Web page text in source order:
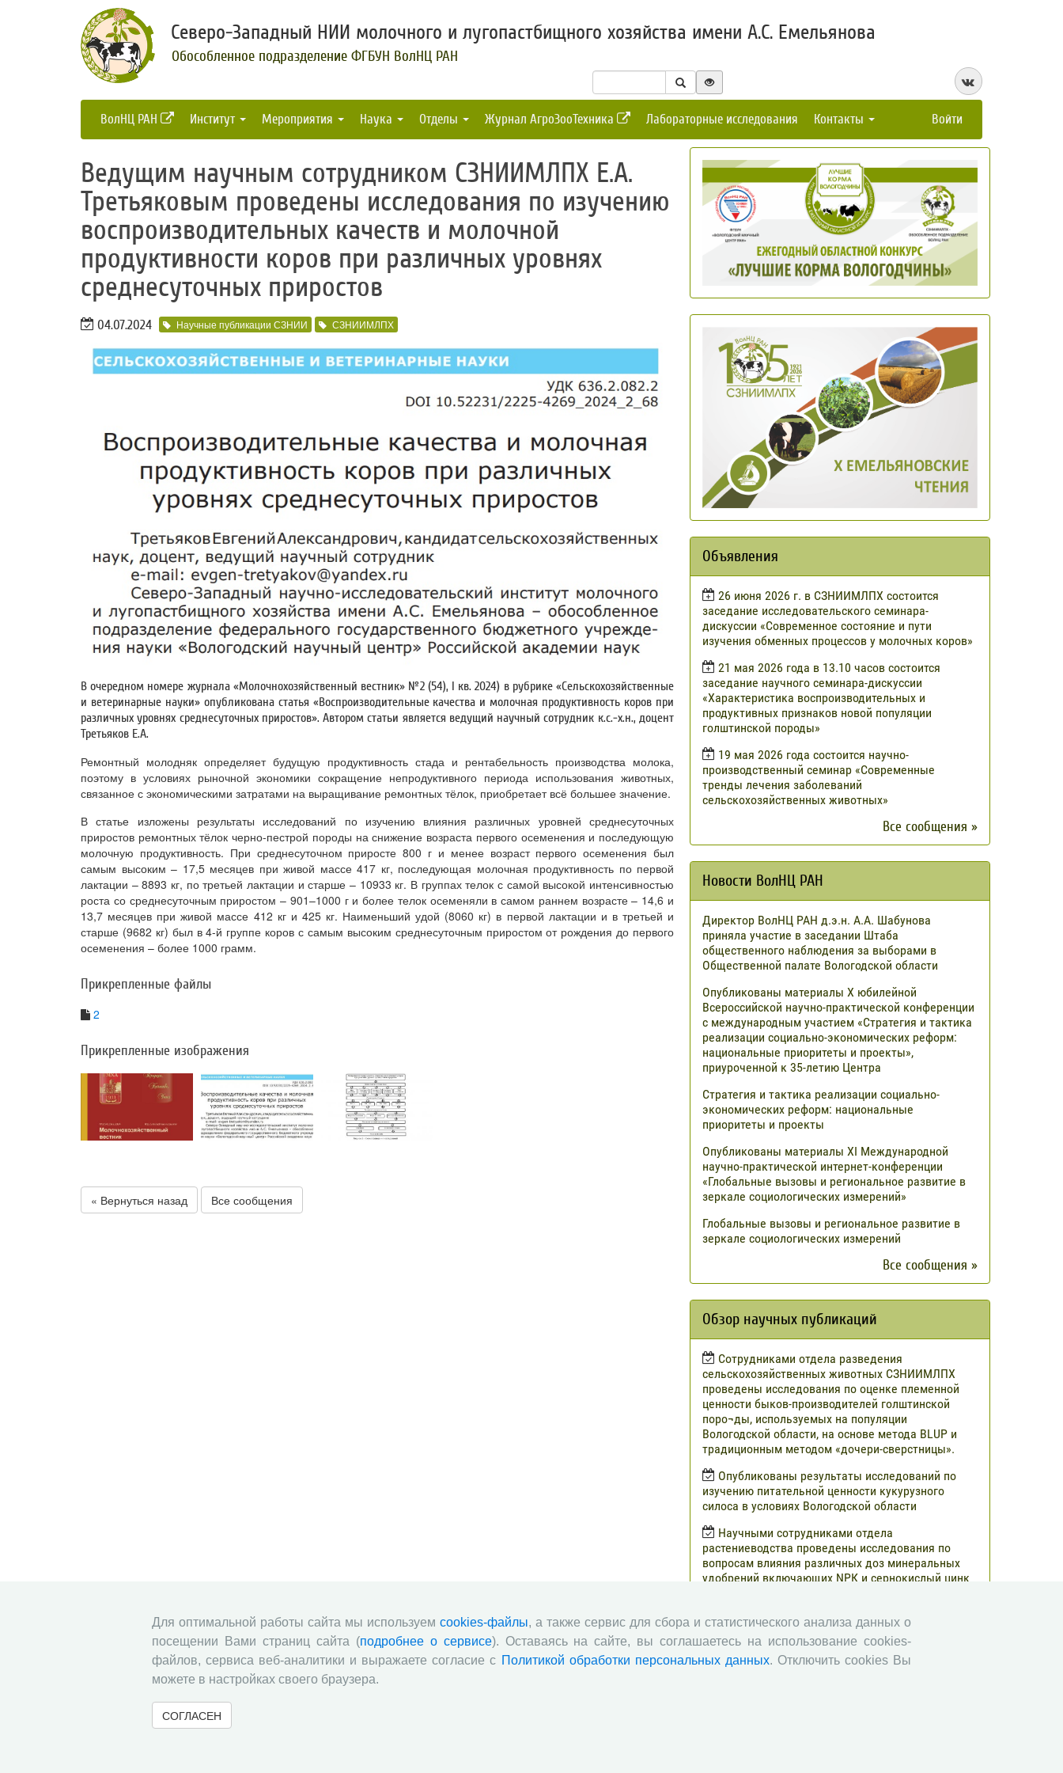
Северо-Западный НИИ молочного и лугопастбищного хозяйства имени А.С. Емельянова
Обособленное подразделение ФГБУН ВолНЦ РАН
ВолНЦ РАН Институт Мероприятия Наука Отделы Журнал АгроЗооТехника Лабораторные исследования Контакты Войти
​Ведущим научным сотрудником СЗНИИМЛПХ Е.А.
Третьяковым проведены исследования по изучению
воспроизводительных качеств и молочной
продуктивности коров при различных уровнях
среднесуточных приростов
04.07.2024 Научные публикации СЗНИИ СЗНИИМЛПХ
В очередном номере журнала «Молочнохозяйственный вестник» №2 (54), I кв. 2024) в рубрике «Сельскохозяйственные
и ветеринарные науки» опубликована статья «Воспроизводительные качества и молочная продуктивность коров при
различных уровнях среднесуточных приростов». Автором статьи является ведущий научный сотрудник к.с.-х.н., доцент
Третьяков Е.А.
Ремонтный молодняк определяет будущую продуктивность стада и рентабельность производства молока,
поэтому в условиях рыночной экономики сокращение непродуктивного периода использования животных,
связанное с экономическими затратами на выращивание ремонтных тёлок, приобретает всё большее значение.
В статье изложены результаты исследований по изучению влияния различных уровней среднесуточных
приростов ремонтных тёлок черно-пестрой породы на снижение возраста первого осеменения и последующую
молочную продуктивность. При среднесуточном приросте 800 г и менее возраст первого осеменения был
самым высоким – 17,5 месяцев при живой массе 417 кг, последующая молочная продуктивность по первой
лактации – 8893 кг, по третьей лактации и старше – 10933 кг. В группах телок с самой высокой интенсивностью
роста со среднесуточным приростом – 901–1000 г и более телок осеменяли в самом раннем возрасте – 14,6 и
13,7 месяцев при живой массе 412 кг и 425 кг. Наименьший удой (8060 кг) в первой лактации и в третьей и
старше (9682 кг) был в 4-й группе коров с самым высоким среднесуточным приростом от рождения до первого
осеменения – более 1000 грамм.
Прикрепленные файлы
2
Прикрепленные изображения
« Вернуться назад Все сообщения
Объявления
​26 июня 2026 г. в СЗНИИМЛПХ состоится
заседание исследовательского семинара-
дискуссии «Современное состояние и пути
изучения обменных процессов у молочных коров»
21 мая 2026 года в 13.10 часов состоится
заседание научного семинара-дискуссии
«Характеристика воспроизводительных и
продуктивных признаков новой популяции
голштинской породы»
19 мая 2026 года состоится научно-
производственный семинар «Современные
тренды лечения заболеваний
сельскохозяйственных животных»
Все сообщения »
Новости ВолНЦ РАН
Директор ВолНЦ РАН д.э.н. А.А. Шабунова
приняла участие в заседании Штаба
общественного наблюдения за выборами в
Общественной палате Вологодской области
Опубликованы материалы X юбилейной
Всероссийской научно-практической конференции
с международным участием «Стратегия и тактика
реализации социально-экономических реформ:
национальные приоритеты и проекты»,
приуроченной к 35-летию Центра
Стратегия и тактика реализации социально-
экономических реформ: национальные
приоритеты и проекты
Опубликованы материалы XI Международной
научно-практической интернет-конференции
«Глобальные вызовы и региональное развитие в
зеркале социологических измерений»
Глобальные вызовы и региональное развитие в
зеркале социологических измерений
Все сообщения »
Обзор научных публикаций
Сотрудниками отдела разведения
сельскохозяйственных животных СЗНИИМЛПХ
проведены исследования по оценке племенной
ценности быков-производителей голштинской
поро¬ды, используемых на популяции
Вологодской области, на основе метода BLUP и
традиционным методом «дочери-сверстницы».
Опубликованы результаты исследований по
изучению питательной ценности кукурузного
силоса в условиях Вологодской области
Научными сотрудниками отдела
растениеводства проведены исследования по
вопросам влияния различных доз минеральных
удобрений включающих NРК и сернокислый цинк
В журнале «Молочнохозяйственный вестник»
опубликованы результаты сравнительной оценки
зерносенажа в Вологодской области
Для оптимальной работы сайта мы используем cookies-файлы, а также сервис для сбора и статистического анализа данных о
посещении Вами страниц сайта (подробнее о сервисе). Оставаясь на сайте, вы соглашаетесь на использование cookies-
файлов, сервиса веб-аналитики и выражаете согласие с Политикой обработки персональных данных. Отключить cookies Вы
можете в настройках своего браузера.
СОГЛАСЕН